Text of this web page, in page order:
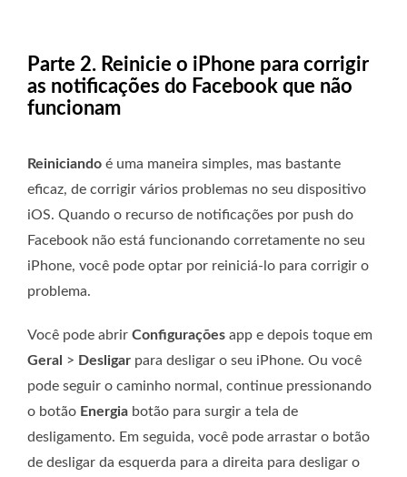
Parte 2. Reinicie o iPhone para corrigir
as notificações do Facebook que não
funcionam
Reiniciando é uma maneira simples, mas bastante
eficaz, de corrigir vários problemas no seu dispositivo
iOS. Quando o recurso de notificações por push do
Facebook não está funcionando corretamente no seu
iPhone, você pode optar por reiniciá-lo para corrigir o
problema.
Você pode abrir Configurações app e depois toque em
Geral > Desligar para desligar o seu iPhone. Ou você
pode seguir o caminho normal, continue pressionando
o botão Energia botão para surgir a tela de
desligamento. Em seguida, você pode arrastar o botão
de desligar da esquerda para a direita para desligar o